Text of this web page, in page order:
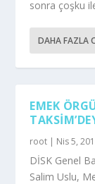
sonra çoşku
DAHA FAZLA
EMEK
root | Nis 5,
DİSK Genel
Salim Uslu,